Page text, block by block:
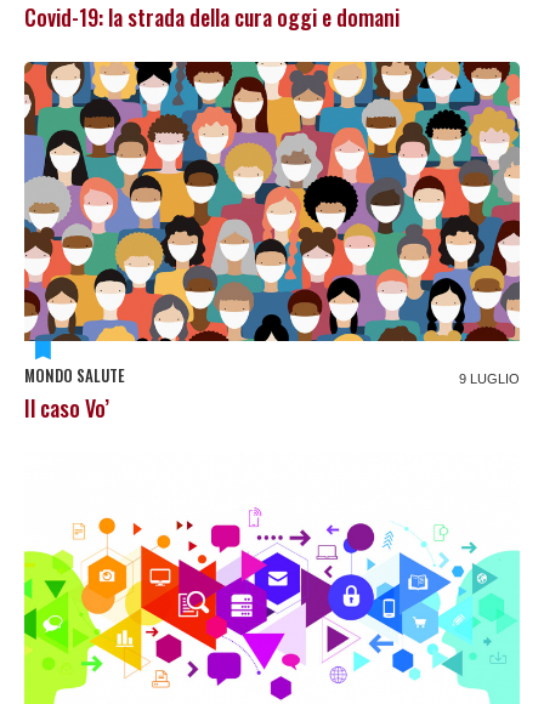
Covid-19: la strada della cura oggi e domani
MONDO SALUTE 9 LUGLIO
Il caso Vo’